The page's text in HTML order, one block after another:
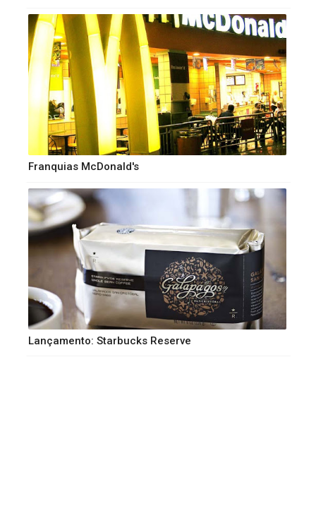
Franquias McDonald's
Lançamento: Starbucks Reserve